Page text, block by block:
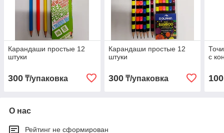
Карандаши простые 12
штуки
300 ₸/упаковка
Карандаши простые 12
штуки
300₸/упаковка
с
100
О нас
Рейтинг не сформирован